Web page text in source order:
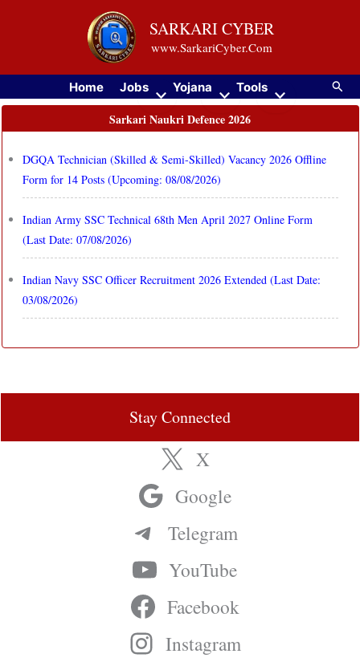
SARKARI CYBER
www.SarkariCyber.Com
Home Jobs Yojana Tools
Sarkari Naukri Defence 2026
DGQA Technician (Skilled & Semi-Skilled) Vacancy 2026 Offline
Form for 14 Posts (Upcoming: 08/08/2026)
Indian Army SSC Technical 68th Men April 2027 Online Form
(Last Date: 07/08/2026)
Indian Navy SSC Officer Recruitment 2026 Extended (Last Date:
03/08/2026)
Stay Connected
X
Google
Telegram
YouTube
Facebook
Instagram